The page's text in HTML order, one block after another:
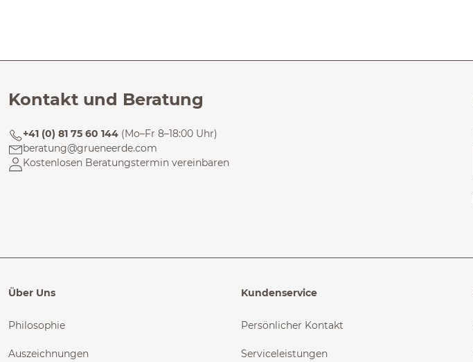
Kontakt und Beratung
+41 (0) 81 75 60 144 (Mo–Fr 8–18:00 Uhr)
beratung@grueneerde.com
Kostenlosen Beratungstermin vereinbaren
Über Uns
Philosophie
Auszeichnungen
Kundenservice
Persönlicher Kontakt
Serviceleistungen